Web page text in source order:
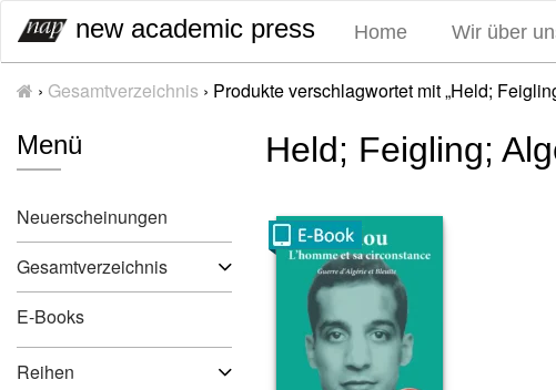
i
new academic press Home Wir über
› Gesamtverzeichnis › Produkte verschlagwortet mit „Held;
Menü
Neuerscheinungen
Gesamtverzeichnis
E-Books
Reihen
Held; Feigling;